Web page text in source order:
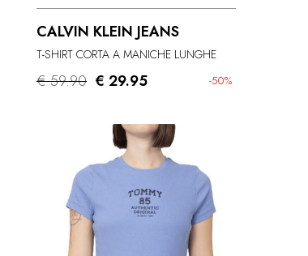
CALVIN KLEIN JEANS
T-SHIRT CORTA A MANICHE LUNGHE
€ 59.90 -50%
€ 29.95